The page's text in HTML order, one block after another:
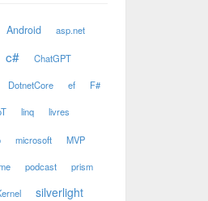
Android asp.net
c# ChatGPT
DotnetCore ef F#
linq livres
microsoft MVP
podcast prism
silverlight